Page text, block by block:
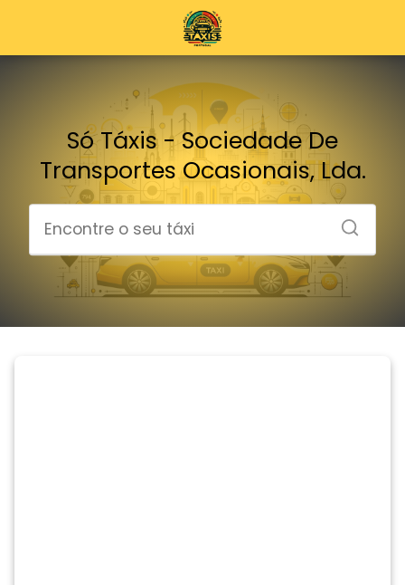
Só Táxis - Sociedade De
Transportes Ocasionais, Lda.